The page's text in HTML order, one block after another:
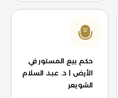
حكم بيع المستور في
الأرض | د. عبد السلام
الشويعر